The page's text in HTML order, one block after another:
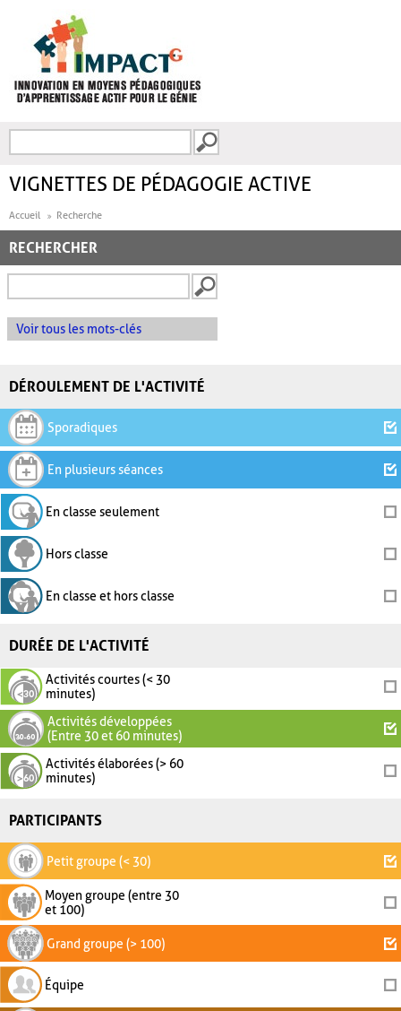
FORMULAIRE DE
VIGNETTES DE PÉDAGOGIE ACTIVE
Accueil Recherche
RECHERCHER
Voir tous les mots-clés
DÉROULEMENT DE L'ACTIVITÉ
Sporadiques
En plusieurs séances
En classe seulement
Hors classe
En classe et hors classe
DURÉE DE L'ACTIVITÉ
Activités courtes (< 30
minutes)
Activités développées
(Entre 30 et 60 minutes)
Activités élaborées (> 60
minutes)
PARTICIPANTS
Petit groupe (< 30)
Moyen groupe (entre 30
et 100)
Grand groupe (> 100)
Équipe